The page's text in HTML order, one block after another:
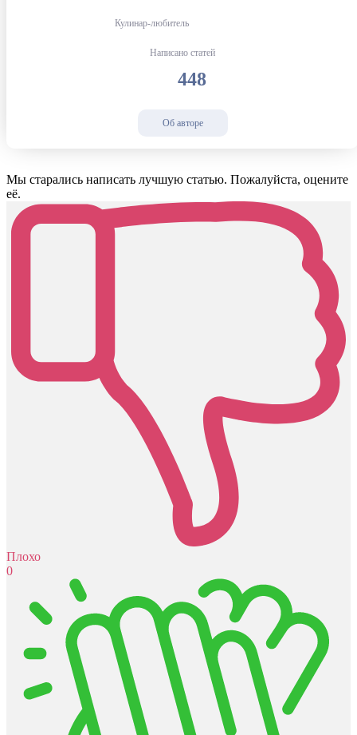
Кулинар-любитель
Написано статей
448
Об авторе
Мы старались написать лучшую статью. Пожалуйста, оцените
её.
Плохо
0